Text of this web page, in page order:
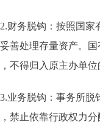
务脱钩：按照国家有
善处理存量资产。
不得归入原主办单位
务脱钩：事务所脱钩
禁止依靠行政权力